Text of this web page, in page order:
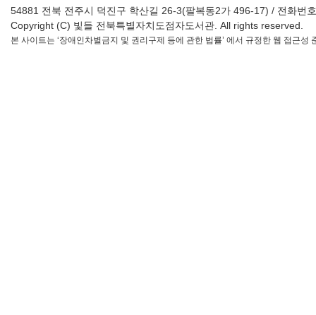
54881 전북 전주시 덕진구 학산길 26-3(팔복동2가 496-17) / 전화
Copyright (C) 빛들 전북특별자치도점자도서관. All rights reserved.
본 사이트는 ‘장애인차별금지 및 권리구제 등에 관한 법률’ 에서 규정한 웹 접근